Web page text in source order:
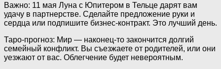
Важно: 11 мая Луна с Юпитером в Тельце дарят вам
удачу в партнерстве. Сделайте предложение руки и
сердца или подпишите бизнес-контракт. Это лучший день.
Таро-прогноз: Мир — наконец-то закончится долгий
семейный конфликт. Вы съезжаете от родителей, или они
уезжают от вас. Облегчение будет невероятным.